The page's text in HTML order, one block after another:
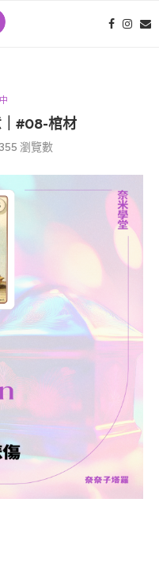
#08-棺材
355 瀏覽數